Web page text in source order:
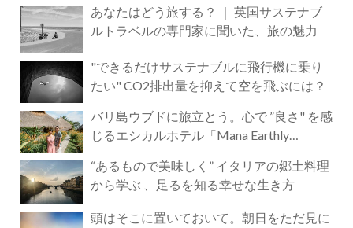
あなたはどう旅する？ ｜ 英国サステナブ
ルトラベルの専門家に聞いた、旅の魅力
"できるだけサステナブルに飛行機に乗り
たい" CO2排出量を抑えて空を飛ぶには？
バリ島ウブドに旅立とう。心で ”良さ" を感
じるエシカルホテル「Mana Earthly
“あるもので美味しく” イタリアの郷土料理
から学ぶ 、足るを知る幸せな生き方
頭はそこに置いておいて。朝日をただ見に